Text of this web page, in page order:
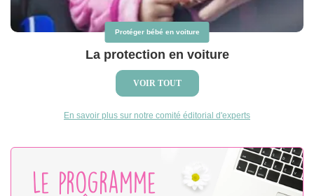
Protéger bébé en voiture
La protection en voiture
VOIR TOUT
En savoir plus sur notre comité éditorial d'experts
Le programme